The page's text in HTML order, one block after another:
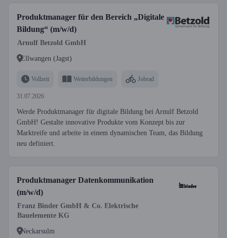
Produktmanager für den Bereich „Digitale
Bildung“ (m/w/d)
Arnulf Betzold GmbH
Ellwangen (Jagst)
Vollzeit Weiterbildungen Jobrad
31.07.2026
Werde Produktmanager für digitale Bildung bei Arnulf Betzold
GmbH! Gestalte innovative Produkte vom Konzept bis zur
Marktreife und arbeite in einem dynamischen Team, das Bildung
neu definiert.
Produktmanager Datenkommunikation
(m/w/d)
Franz Binder GmbH & Co. Elektrische
Bauelemente KG
Neckarsulm